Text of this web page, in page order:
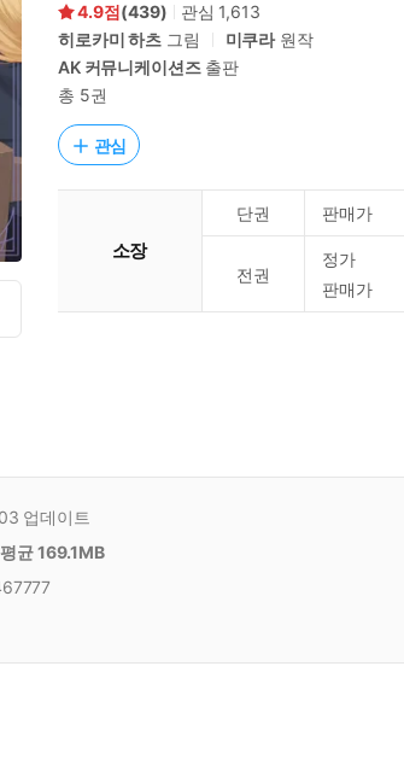
4.9 (439) 관심 1,613
히로카미 하츠 그림 미쿠라원작
AK 커뮤니케이션즈 출판
총 5권
관심
소장
단권 판매가
전권
정가
판매가
업데이트
평균 169.1MB